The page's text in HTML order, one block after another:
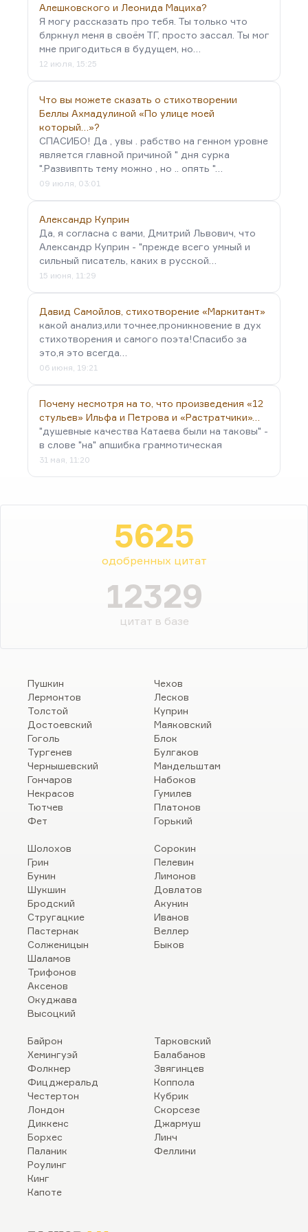
Алешковского и Леонида Мациха?
Я могу рассказать про тебя. Ты только что
блркнул меня в своём ТГ, просто зассал. Ты мог
мне пригодиться в будущем, но…
12 июля, 15:25
Что вы можете сказать о стихотворении
Беллы Ахмадулиной «По улице моей
который…»?
СПАСИБО! Да , увы . рабство на генном уровне
является главной причиной " дня сурка
".Развивпть тему можно , но .. опять "…
09 июля, 03:01
Александр Куприн
Да, я согласна с вами, Дмитрий Львович, что
Александр Куприн - "прежде всего умный и
сильный писатель, каких в русской…
15 июня, 11:29
Давид Самойлов, стихотворение «Маркитант»
какой анализ,или точнее,проникновение в дух
стихотворения и самого поэта!Спасибо за
это,я это всегда…
06 июня, 19:21
Почему несмотря на то, что произведения «12
стульев» Ильфа и Петрова и «Растратчики»…
"душевные качества Катаева были на таковы" -
в слове "на" апшибка граммотическая
31 мая, 11:20
5625
одобренных цитат
12329
цитат в базе
Пушкин
Лермонтов
Толстой
Достоевский
Гоголь
Тургенев
Чернышевский
Гончаров
Некрасов
Тютчев
Фет
Чехов
Лесков
Куприн
Маяковский
Блок
Булгаков
Мандельштам
Набоков
Гумилев
Платонов
Горький
Шолохов
Грин
Бунин
Шукшин
Бродский
Стругацкие
Пастернак
Солженицын
Шаламов
Трифонов
Аксенов
Окуджава
Высоцкий
Сорокин
Пелевин
Лимонов
Довлатов
Акунин
Иванов
Веллер
Быков
Байрон
Хемингуэй
Фолкнер
Фицджеральд
Честертон
Лондон
Диккенс
Борхес
Паланик
Роулинг
Кинг
Капоте
Тарковский
Балабанов
Звягинцев
Коппола
Кубрик
Скорсезе
Джармуш
Линч
Феллини